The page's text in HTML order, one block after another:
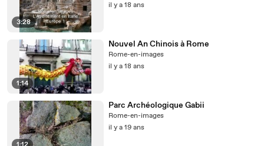
3:28
il y a 18 ans
1:14
Nouvel An Chinois à Rome
Rome-en-images
il y a 18 ans
Parc Archéologique Gabii
Rome-en-images
il y a 19 ans